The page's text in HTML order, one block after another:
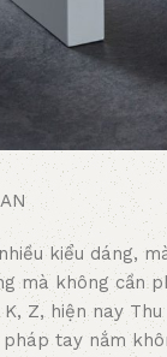
kiểu dáng,
mà không cần
Z, hiện nay
tay nắm